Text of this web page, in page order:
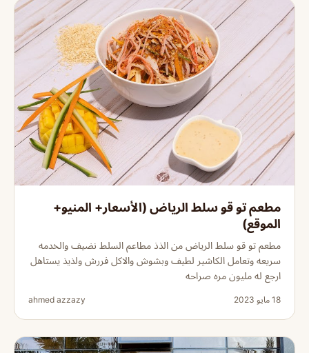
مطعم تو قو سلط الرياض (الأسعار+ المنيو+
الموقع)
مطعم تو قو سلط الرياض من الذذ مطاعم السلط نضيف والخدمه
سريعه وتعامل الكاشير لطيف وبشوش والاكل فررش ولذيذ يستاهل
ارجع له مليون مره صراحه
18 مايو 2023 ahmed azzazy